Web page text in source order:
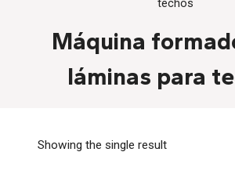
techos
Máquina
láminas para
Showing the single result